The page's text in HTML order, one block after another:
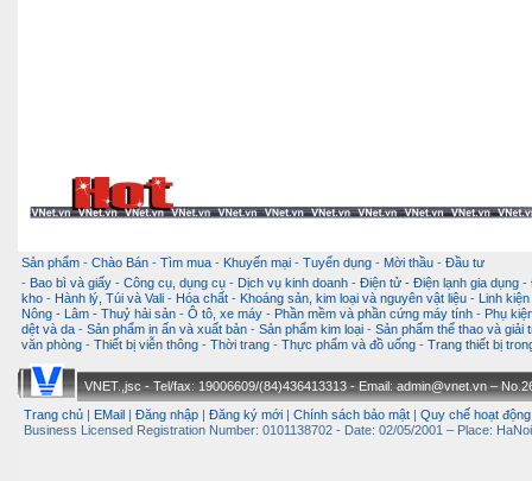
Sản phẩm - Chào Bán - Tìm mua - Khuyến mại - Tuyển dụng - Mời thầu - Đầu tư
- Bao bì và giấy - Công cụ, dụng cụ - Dịch vụ kinh doanh - Điện tử - Điện lạnh gia dụng -
kho - Hành lý, Túi và Vali - Hóa chất - Khoáng sản, kim loại và nguyên vật liệu -
Linh
Nông - Lâm - Thuỷ hải sản - Ô tô, xe máy - Phần mềm và phần cứng máy tính - Phụ
dệt và da - Sản phẩm in ấn và xuất bản - Sản phẩm kim loại - Sản phẩm thể thao và giải
văn phòng - Thiết bị viễn thông - Thời trang - Thực phẩm và đồ uống - Trang thiết bị
VNET.,jsc - Tel/fax: 19006609/(84)436413313 - Email: admin@vnet.vn –
Trang chủ
EMail Đăng nhập Đăng ký mới Chính sách bảo mật Quy chế hoạt động
Business Licensed Registration Number: 0101138702 - Date: 02/05/2001 – Place: